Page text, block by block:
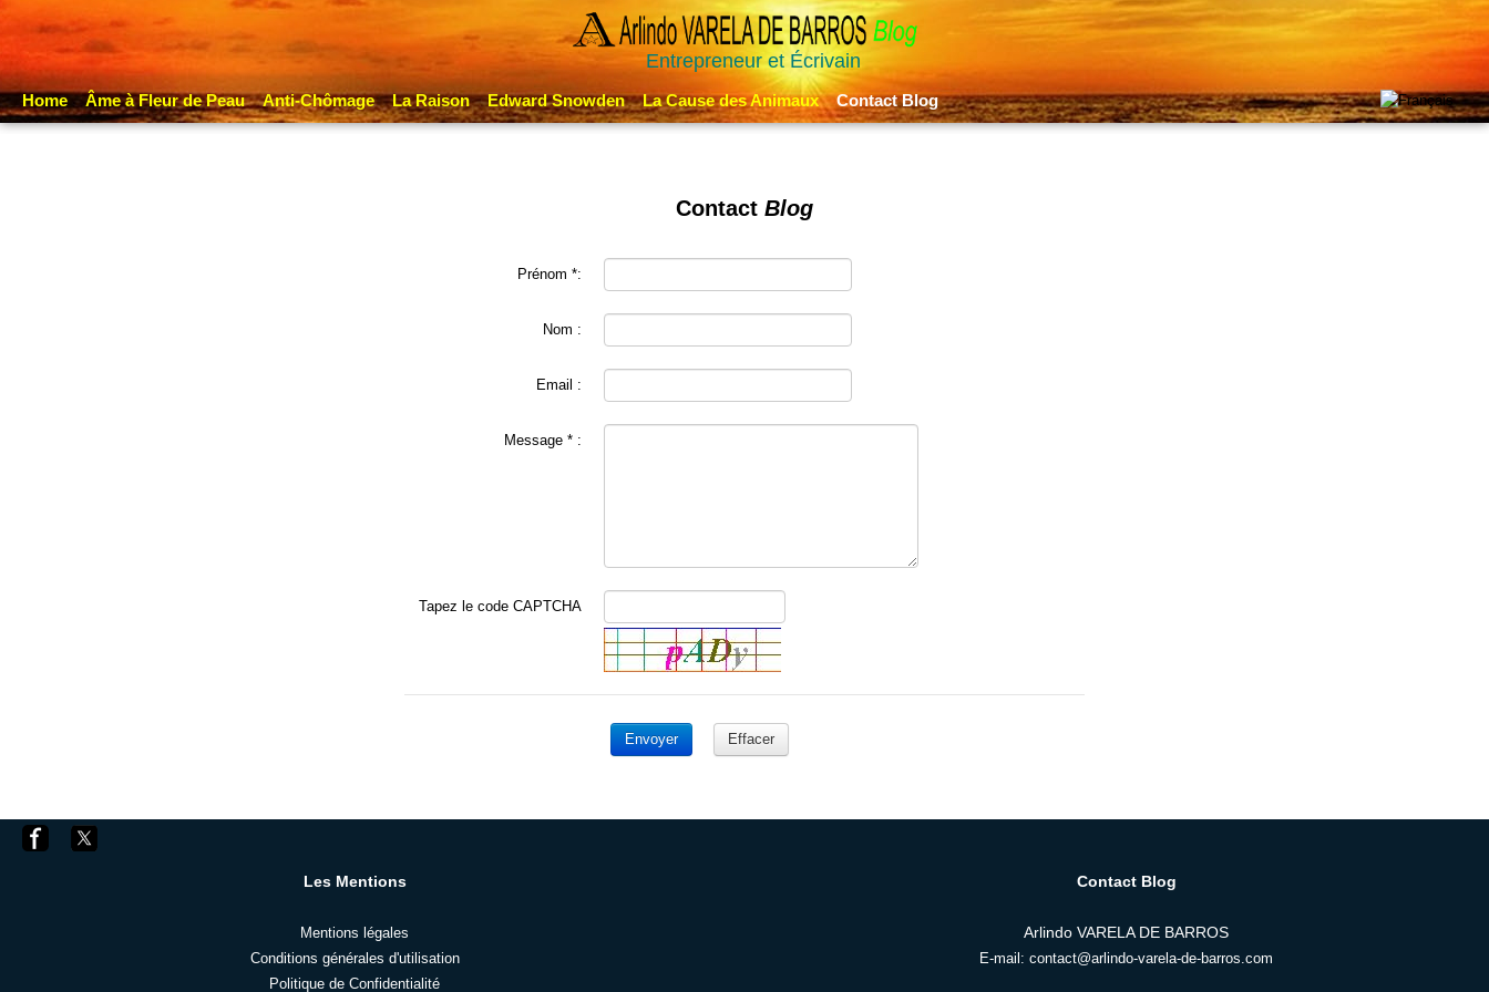
Entrepreneur et Écrivain
Home Âme à Fleur de Peau Anti-Chômage La Raison Edward Snowden La Cause des Animaux Contact Blog
Contact Blog
Prénom *:
Nom :
Email :
Message * :
Tapez le code CAPTCHA
Envoyer Effacer
Les Mentions
Mentions légales
Conditions générales d'utilisation
Politique de Confidentialité
Contact Blog
Arlindo VARELA DE BARROS
E-mail: contact@arlindo-varela-de-barros.com